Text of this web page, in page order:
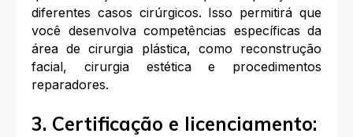
diferentes casos cirúrgicos. Isso permitirá que
você desenvolva competências específicas da
área de cirurgia plástica, como reconstrução
facial, cirurgia estética e procedimentos
reparadores.
3. Certificação e licenciamento: